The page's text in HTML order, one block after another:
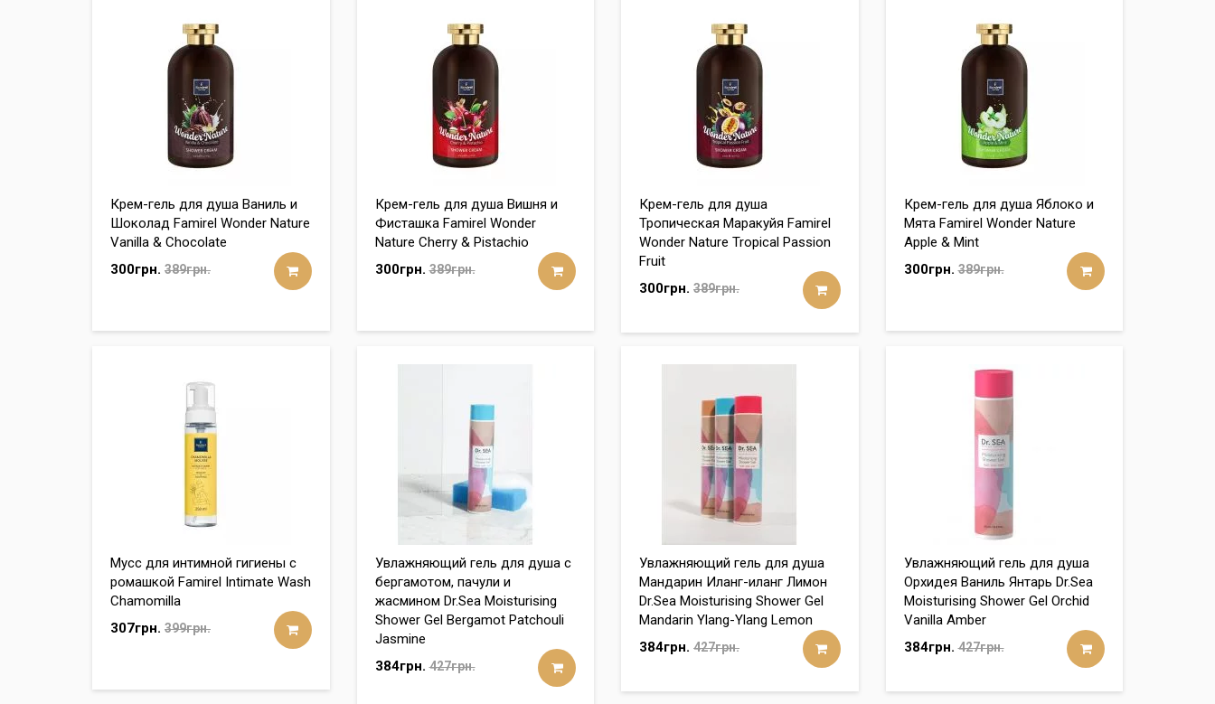
Крем-гель для душа Ваниль и
Шоколад Famirel Wonder Nature
Vanilla & Chocolate
300грн. 389грн.
Крем-гель для душа Вишня и
Фисташка Famirel Wonder
Nature Cherry & Pistachio
300грн. 389грн.
Крем-гель для душа
Тропическая Маракуйя Famirel
Wonder Nature Tropical Passion
Fruit
300грн. 389грн.
Крем-гель для душа Яблоко и
Мята Famirel Wonder Nature
Apple & Mint
300грн. 389грн.
Мусс для интимной гигиены с
ромашкой Famirel Intimate Wash
Chamomilla
307грн. 399грн.
Увлажняющий гель для душа с
бергамотом, пачули и
жасмином Dr.Sea Moisturising
Shower Gel Bergamot Patchouli
Jasmine
384грн. 427грн.
Увлажняющий гель для душа
Мандарин Иланг-иланг Лимон
Dr.Sea Moisturising Shower Gel
Mandarin Ylang-Ylang Lemon
384грн. 427грн.
Увлажняющий гель для душа
Орхидея Ваниль Янтарь Dr.Sea
Moisturising Shower Gel Orchid
Vanilla Amber
384грн. 427грн.